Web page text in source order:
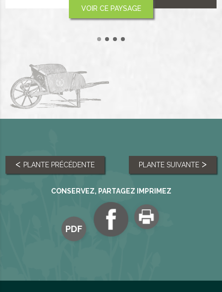
VOIR CE PAYSAGE
PLANTE PRÉCÉDENTE PLANTE SUIVANTE
CONSERVEZ, PARTAGEZ IMPRIMEZ
PDF